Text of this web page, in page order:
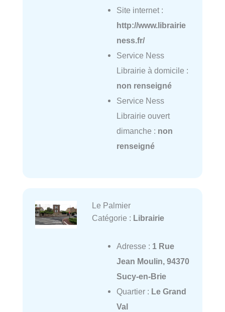
Site internet :
http://www.librairie
ness.fr/
Service Ness
Librairie à domicile :
non renseigné
Service Ness
Librairie ouvert
dimanche : non
renseigné
Le Palmier
Catégorie : Librairie
Adresse : 1 Rue
Jean Moulin, 94370
Sucy-en-Brie
Quartier : Le Grand
Val